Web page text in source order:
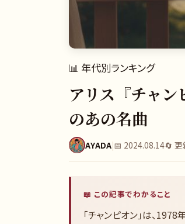
📊 年代別ランキング
アリス『チャ
のあの名曲
AYADA|📅 2024.08.14🔄 更
📖 この記事でわかること
「チャンピオン」は、